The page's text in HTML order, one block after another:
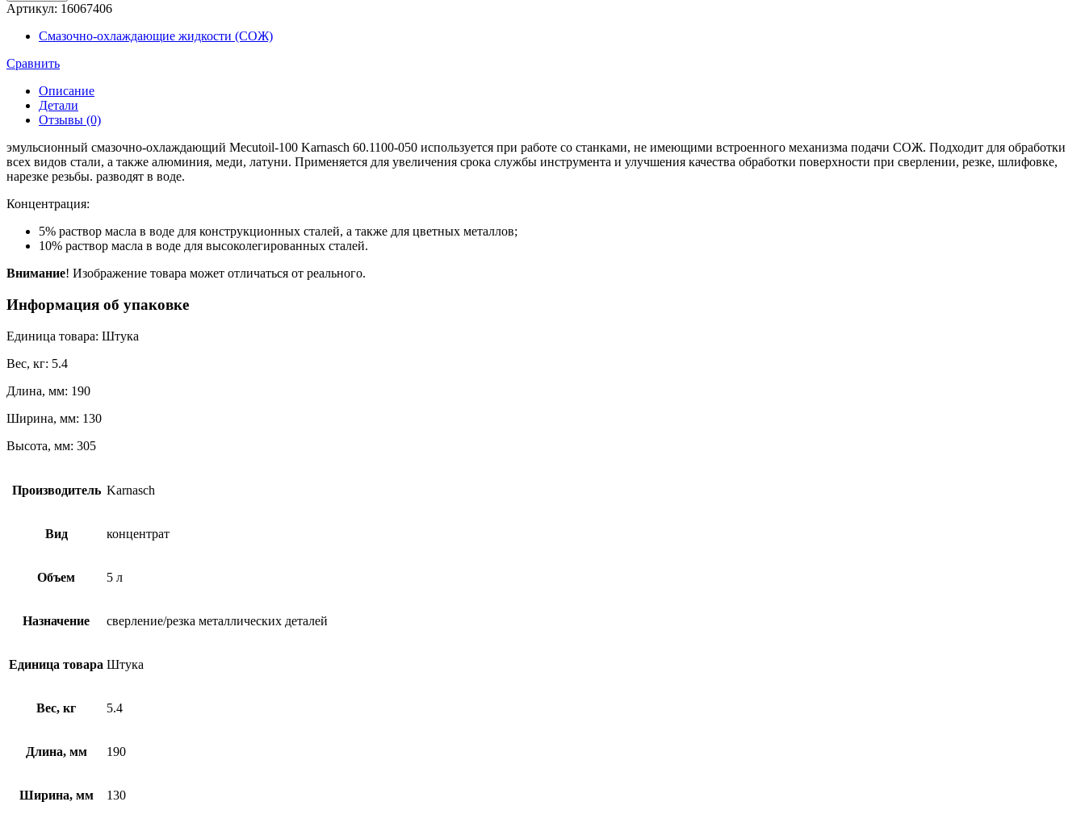
Концентрат
эмульсионный
смазочно-
охлаждающий
5
Mecutoil-
Karnasch
050
Артикул: 16067406
Смазочно-охлаждающие жидкости (СОЖ)
Сравнить
Описание
Детали
Отзывы (0)
эмульсионный смазочно-охлаждающий Mecutoil-100 Karnasch 60.1100-050 используется при работе со станками, не имеющими встроенного механизма подачи СОЖ. Подходит для обработки
всех видов стали, а также алюминия, меди, латуни. Применяется для увеличения срока службы инструмента и улучшения качества обработки поверхности при сверлении, резке, шлифовке,
нарезке резьбы. разводят в воде.
Концентрация:
5% раствор масла в воде для конструкционных сталей, а также для цветных металлов;
10% раствор масла в воде для высоколегированных сталей.
Внимание! Изображение товара может отличаться от реального.
Информация об упаковке
Единица товара: Штука
Вес, кг: 5.4
Длина, мм: 190
Ширина, мм: 130
Высота, мм: 305
Производитель Karnasch
Вид концентрат
Объем 5 л
Назначение сверление/резка металлических деталей
Единица товара Штука
Вес, кг 5.4
Длина, мм 190
Ширина, мм 130